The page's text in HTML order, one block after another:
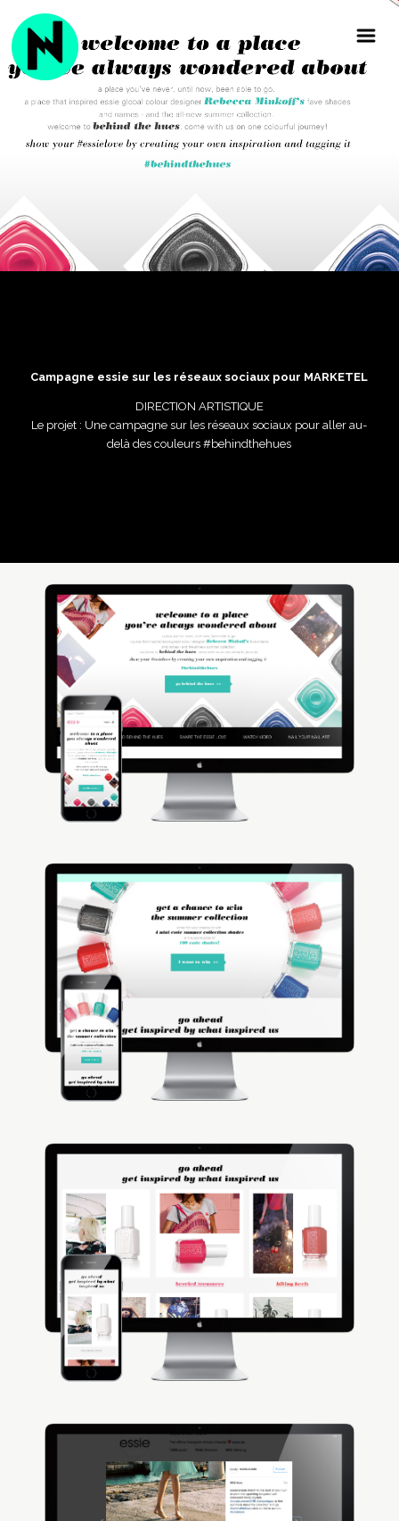
Campagne essie sur les réseaux sociaux pour MARKETEL
DIRECTION ARTISTIQUE
Le projet : Une campagne sur les réseaux sociaux pour aller au-
delà des couleurs #behindthehues